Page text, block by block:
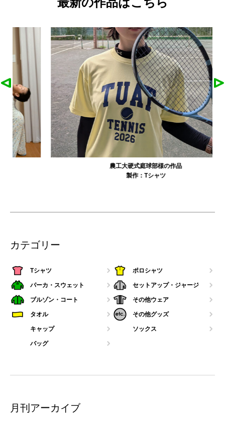
農工大硬式庭球部様の作品
Tシャツ
カテゴリー
Tシャツ ポロシャツ
パーカ・スウェット セットアップ・ジャージ
ブルゾン・コート その他ウェア
タオル その他グッズ
キャップ ソックス
バッグ
月刊アーカイブ